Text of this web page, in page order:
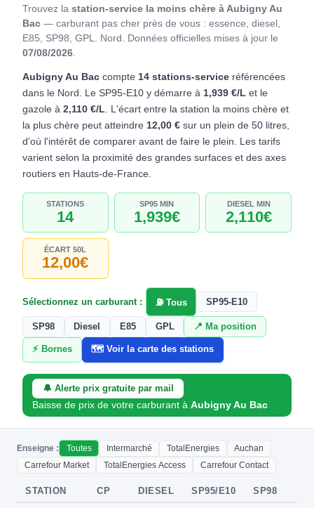
Trouvez la station-service la moins chère à Aubigny Au
Bac — carburant pas cher près de vous : essence, diesel,
E85, SP98, GPL. Nord. Données officielles mises à jour le
07/08/2026.
Aubigny Au Bac compte 14 stations-service référencées
dans le Nord. Le SP95-E10 y démarre à 1,939 €/L et le
gazole à 2,110 €/L. L'écart entre la station la moins chère et
la plus chère peut atteindre 12,00 € sur un plein de 50 litres,
d'où l'intérêt de comparer avant de faire le plein. Les tarifs
varient selon la proximité des grandes surfaces et des axes
routiers en Hauts-de-France.
STATIONS
14
SP95 MIN
1,939€
DIESEL MIN
2,110€
ÉCART 50L
12,00€
Sélectionnez un carburant : ⛽ Tous SP95-E10
SP98 Diesel E85 GPL 📍 Ma position
⚡ Bornes 🗺️ Voir la carte des stations
🔔 Alerte prix gratuite par mail
Baisse de prix de votre carburant àAubigny Au Bac
Enseigne : Toutes Intermarché TotalEnergies
Auchan
Carrefour Market
TotalEnergies Access Carrefour Contact
STATION CP DIESEL SP95/E10 SP98